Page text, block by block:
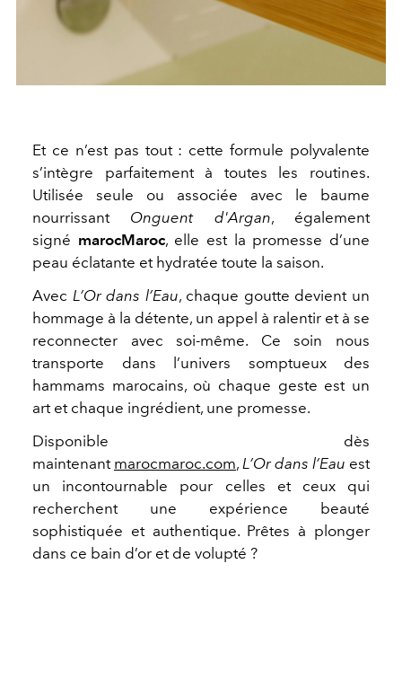
Et ce n’est pas tout : cette formule polyvalente
s’intègre parfaitement à toutes les routines.
Utilisée seule ou associée avec le baume
nourrissant
Onguent d'Argan, également
signé marocMaroc, elle est la promesse d’une
peau éclatante et hydratée toute la saison.
Avec L’Or dans l’Eau, chaque goutte devient un
hommage à la détente, un appel à ralentir et à se
reconnecter avec soi-même. Ce soin nous
transporte dans l’univers somptueux des
hammams marocains, où chaque geste est un
art et chaque ingrédient, une promesse.
Disponible dès
maintenant marocmaroc.com, L’Or dans l’Eau est
un incontournable pour celles et ceux qui
recherchent une expérience beauté
sophistiquée et authentique. Prêtes à plonger
dans ce bain d’or et de volupté ?